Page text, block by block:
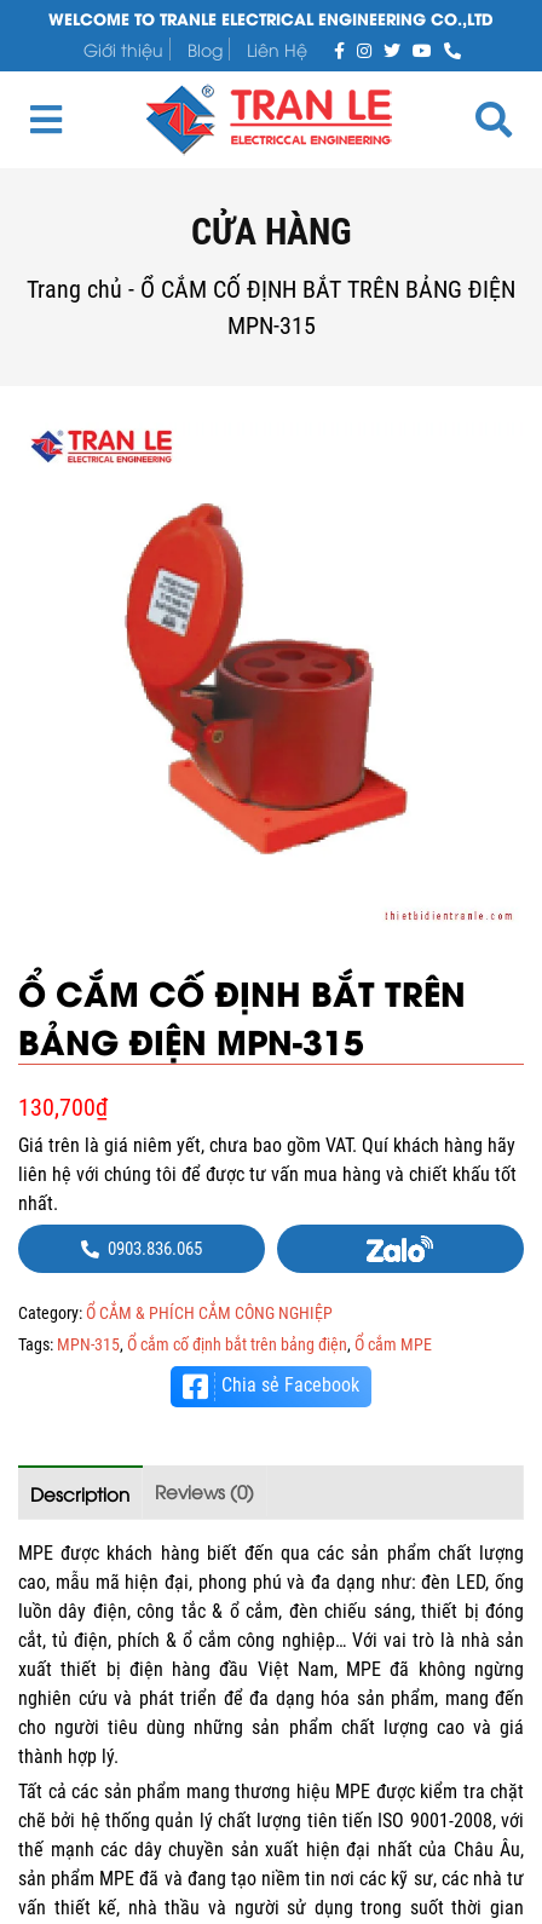
WELCOME TO TRANLE ELECTRICAL ENGINEERING CO.,LTD
Giới thiệu
Blog Liên Hệ
CỬA HÀNG
Trang chủ - Ổ CẮM CỐ ĐỊNH BẮT TRÊN BẢNG ĐIỆN
MPN-315
Ổ CẮM CỐ ĐỊNH BẮT TRÊN
BẢNG ĐIỆN MPN-315
130,700₫
Giá trên là giá niêm yết, chưa bao gồm VAT. Quí khách hàng hãy
liên hệ với chúng tôi để được tư vấn mua hàng và chiết khấu tốt
nhất.
0903.836.065
Category:Ổ CẮM & PHÍCH CẮM CÔNG NGHIỆP
Tags: MPN-315, Ổ cắm cố định bắt trên bảng điện, Ổ cắm MPE
Chia sẻ Facebook
Description Reviews (0)
MPE được khách hàng biết đến qua các sản phẩm chất lượng
cao, mẫu mã hiện đại, phong phú và đa dạng như: đèn LED, ống
luồn dây điện, công tắc & ổ cắm, đèn chiếu sáng, thiết bị đóng
cắt, tủ điện, phích & ổ cắm công nghiệp… Với vai trò là nhà sản
xuất thiết bị điện hàng đầu Việt Nam, MPE đã không ngừng
nghiên cứu và phát triển để đa dạng hóa sản phẩm, mang đến
cho người tiêu dùng những sản phẩm chất lượng cao và giá
thành hợp lý.
Tất cả các sản phẩm mang thương hiệu MPE được kiểm tra chặt
chẽ bởi hệ thống quản lý chất lượng tiên tiến ISO 9001-2008, với
thế mạnh các dây chuyền sản xuất hiện đại nhất của Châu Âu,
sản phẩm MPE đã và đang tạo niềm tin nơi các kỹ sư, các nhà tư
vấn thiết kế, nhà thầu và người sử dụng trong suốt thời gian